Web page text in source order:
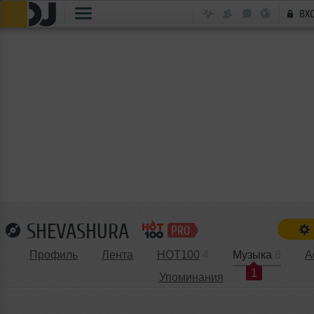
SHEVASHURA
Профиль Лента HOT100
Музыка
1
Упоминания